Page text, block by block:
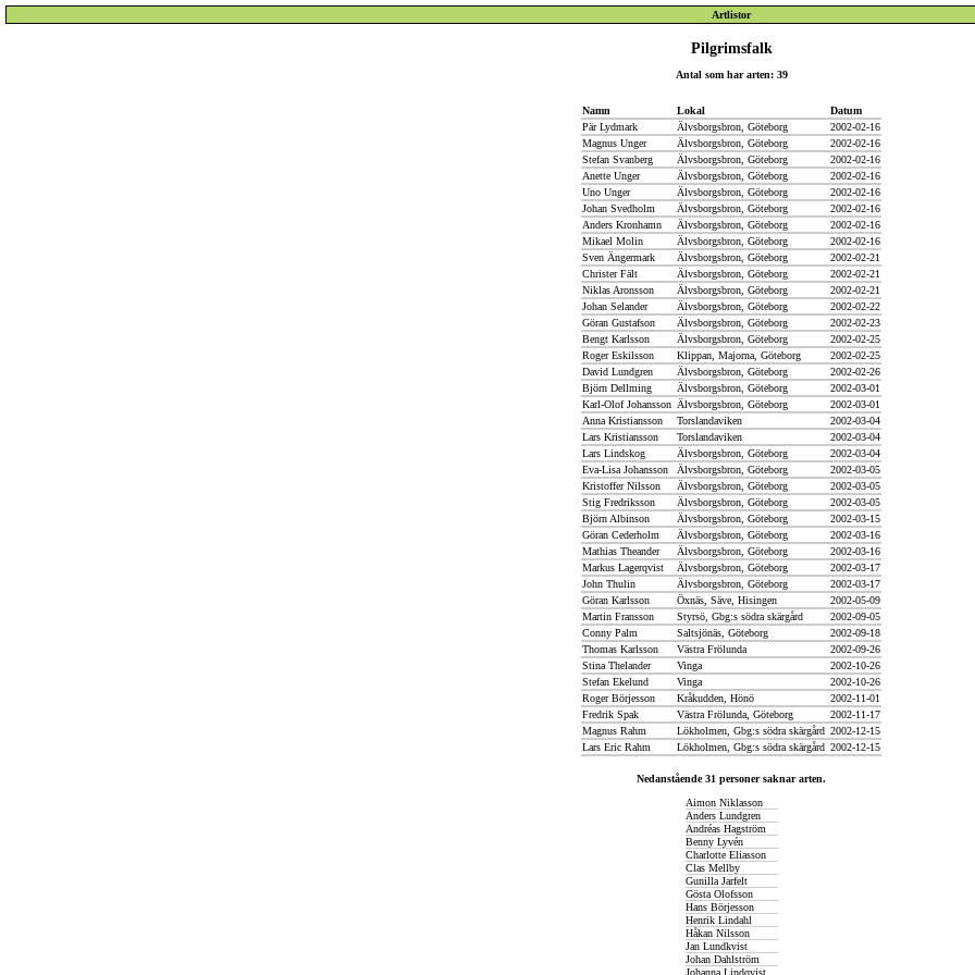
Artlistor
Pilgrimsfalk
Antal som har arten: 39
Namn Lokal
Datum
Pär Lydmark
Älvsborgsbron, Göteborg
2002-02-16
Magnus Unger
Älvsborgsbron, Göteborg
2002-02-16
Stefan Svanberg
Älvsborgsbron, Göteborg
2002-02-16
Anette Unger
Älvsborgsbron, Göteborg
2002-02-16
Uno Unger
Älvsborgsbron, Göteborg
2002-02-16
Johan Svedholm
Älvsborgsbron, Göteborg
2002-02-16
Anders Kronhamn
Älvsborgsbron, Göteborg
2002-02-16
Mikael Molin
Älvsborgsbron, Göteborg
2002-02-16
Sven Ängermark
Älvsborgsbron, Göteborg
2002-02-21
Christer Fält
Älvsborgsbron, Göteborg
2002-02-21
Niklas Aronsson
Älvsborgsbron, Göteborg
2002-02-21
Johan Selander
Älvsborgsbron, Göteborg
2002-02-22
Göran Gustafson
Älvsborgsbron, Göteborg
2002-02-23
Bengt Karlsson
Älvsborgsbron, Göteborg
2002-02-25
Roger Eskilsson
Klippan, Majorna, Göteborg
2002-02-25
David Lundgren
Älvsborgsbron, Göteborg
2002-02-26
Björn Dellming
Älvsborgsbron, Göteborg
2002-03-01
Karl-Olof Johansson Älvsborgsbron, Göteborg
2002-03-01
Anna Kristiansson
Torslandaviken
2002-03-04
Lars Kristiansson
Torslandaviken
2002-03-04
Lars Lindskog
Älvsborgsbron, Göteborg
2002-03-04
Eva-Lisa Johansson
Älvsborgsbron, Göteborg
2002-03-05
Kristoffer Nilsson
Älvsborgsbron, Göteborg
2002-03-05
Stig Fredriksson
Älvsborgsbron, Göteborg
2002-03-05
Björn Albinson
Älvsborgsbron, Göteborg
2002-03-15
Göran Cederholm
Älvsborgsbron, Göteborg
2002-03-16
Mathias Theander
Älvsborgsbron, Göteborg
2002-03-16
Markus Lagerqvist
Älvsborgsbron, Göteborg
2002-03-17
John Thulin
Älvsborgsbron, Göteborg
2002-03-17
Göran Karlsson
Öxnäs, Säve, Hisingen
2002-05-09
Martin Fransson
Styrsö, Gbg:s södra skärgård
2002-09-05
Conny Palm
Saltsjönäs, Göteborg
2002-09-18
Thomas Karlsson
Västra Frölunda
2002-09-26
Stina Thelander
Vinga
2002-10-26
Stefan Ekelund
Vinga
2002-10-26
Roger Börjesson
Kråkudden, Hönö
2002-11-01
Fredrik Spak
Västra Frölunda, Göteborg
2002-11-17
Magnus Rahm
Lökholmen, Gbg:s södra skärgård 2002-12-15
Lars Eric Rahm
Lökholmen, Gbg:s södra skärgård 2002-12-15
Nedanstående 31 personer saknar arten.
Aimon Niklasson
Anders Lundgren
Andréas Hagström
Benny Lyvén
Charlotte Eliasson
Clas Mellby
Gunilla Jarfelt
Gösta Olofsson
Hans Börjesson
Henrik Lindahl
Håkan Nilsson
Jan Lundkvist
Johan Dahlström
Johanna Lindqvist